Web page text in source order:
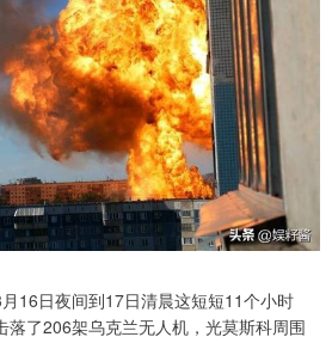
16日夜间到17日清晨这短短11个小时
落了206架乌克兰无人机，光莫斯科周围